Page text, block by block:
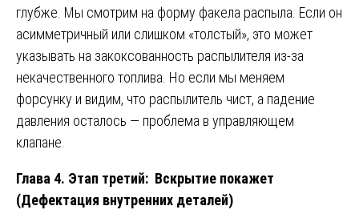
глубже. Мы смотрим на форму факела распыла. Если он
асимметричный или слишком «толстый», это может
указывать на закоксованность распылителя из-за
некачественного топлива. Но если мы меняем
форсунку и видим, что распылитель чист, а падение
давления осталось — проблема в управляющем
клапане.
Глава 4. Этап третий: Вскрытие покажет
(Дефектация внутренних деталей)